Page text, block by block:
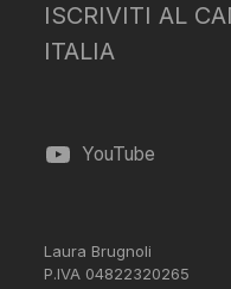
ISCRIVITI AL
ITALIA
YouTube
Laura Brugnoli
P.IVA 04822320265